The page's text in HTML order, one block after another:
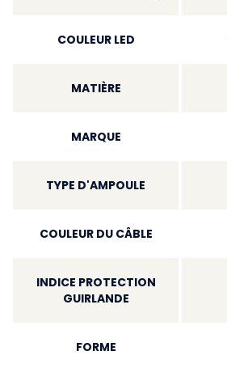
COULEUR LED
MATIÈRE
MARQUE
TYPE D'AMPOULE
COULEUR DU CÂBLE
INDICE PROTECTION
GUIRLANDE
FORME